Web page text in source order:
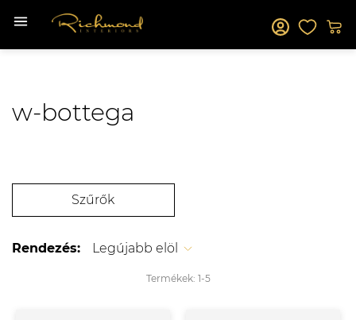
w-bottega
Szűrők
Rendezés: Legújabb elöl
Termékek: 1-5